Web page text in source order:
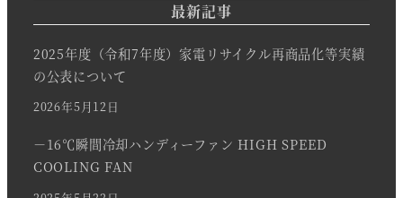
最新記事
2025年度（令和7年度）家電リサイクル再商品化等実績
の公表について
2026年5月12日
－16℃瞬間冷却ハンディーファン HIGH SPEED
COOLING FAN